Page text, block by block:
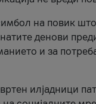
на повик
денови
и за
илјадници